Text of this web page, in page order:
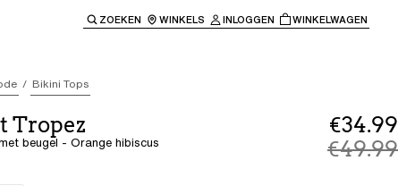
keren naar de hoofdnavigatie.
ZOEKEN WINKELS INLOGGEN WINKELWAGEN
Bikini Tops
Tropez
beugel - Orange hibiscus
€34.99
€49.99